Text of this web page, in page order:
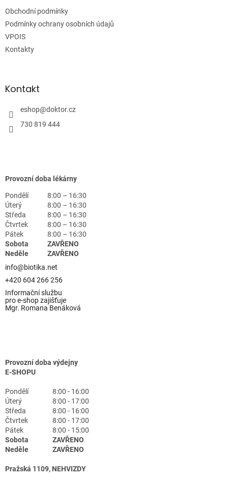
Obchodní podmínky
Podmínky ochrany osobních údajů
VPOIS
Kontakty
Kontakt
eshop@doktor.cz
730 819 444
Provozní doba lékárny
Pondělí
8:00 – 16:30
Úterý
8:00 – 16:30
Středa
8:00 – 16:30
Čtvrtek
8:00 – 16:30
Pátek
8:00 – 16:30
Sobota
ZAVŘENO
Neděle
ZAVŘENO
info@biotika.net
+420 604 266 256
Informační službu
pro e-shop zajišťuje
Mgr. Romana Benáková
Provozní doba výdejny
E-SHOPU
Pondělí
8:00 - 16:00
Úterý
8:00 - 17:00
Středa
8:00 - 16:00
Čtvrtek
8:00 - 17:00
Pátek
8:00 - 15:00
Sobota
ZAVŘENO
Neděle
ZAVŘENO
Pražská 1109, NEHVIZDY